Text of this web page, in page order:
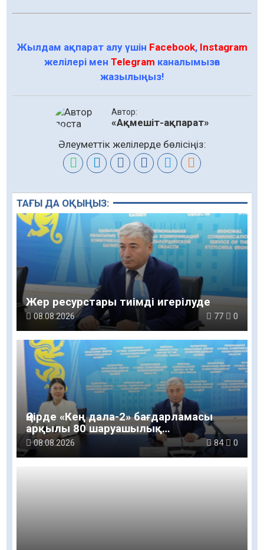
Жылдам ақпарат алу үшін Facebook, Instagram
желілері мен Telegram каналымызға
жазылыңыз!
Автор:
«Ақмешіт-ақпарат»
Әлеуметтік желілерде бөлісіңіз:
ТАҒЫ ДА ОҚЫҢЫЗ:
Жер ресурстары тиімді игерілуде
08.08.2026 77 0
Өңірде «Кең дала-2» бағдарламасы
арқылы 80 шаруашылық
қаржыландырылды
08.08.2026 84 0